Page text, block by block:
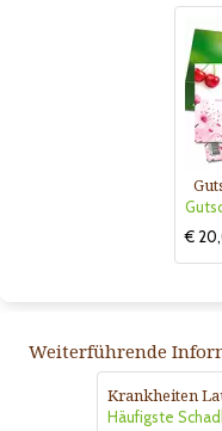
€
Weiterführende
Krankheiten
Häufigste